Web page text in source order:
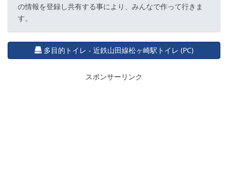
の情報を登録し共有する事により、みんなで作って行きま
す。
多目的トイレ - 近鉄山田線松ヶ崎駅トイレ (PC)
スポンサーリンク